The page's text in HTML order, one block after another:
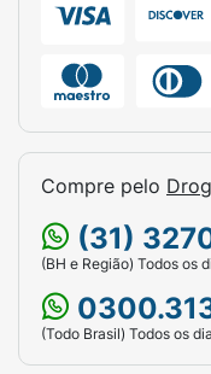
TRIBUTILA,
TRIMELÍTICO,
METACRÍLICO E
PODE CONTER:
Modo de usar:
Diga adeus aos
efeito gel
Com as unhas
Compre pelo
(31)
(BH e Região) Todos os
(Todo Brasil) Todos os